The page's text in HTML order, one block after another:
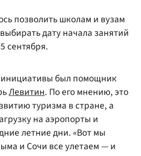
позволить школам и вузам
дату начала занятий
сентября.
был помощник
Левитин. По его мнению, это
туризма в стране, а
на аэропорты и
летние дни. «Вот мы
и Сочи все улетаем — и